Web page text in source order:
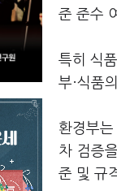
준 준수
특히 식
부·식품
환경부
차 검증
준 및 규